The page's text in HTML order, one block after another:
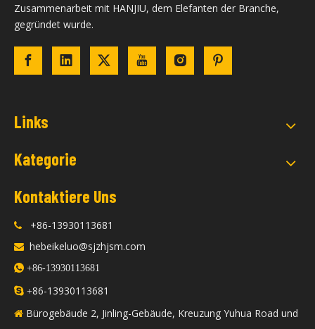
Zusammenarbeit mit HANJIU, dem Elefanten der Branche,
gegründet wurde.
Links
Kategorie
Kontaktiere Uns
 +86-13930113681
 hebeikeluo@sjzhjsm.com
 +86-13930113681
 +86-13930113681
 Bürogebäude 2, Jinling-Gebäude, Kreuzung Yuhua Road und